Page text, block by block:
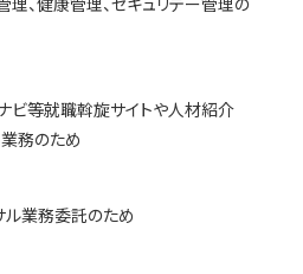
ビ等就職斡旋サイトや人材紹介
務のため
ル業務委託のため